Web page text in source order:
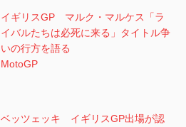
イギリスGP マルク・マルケス「ラ
イバルたちは必死に来る」タイトル争
いの行方を語る
MotoGP
ベッツェッキ イギリスGP出場が認